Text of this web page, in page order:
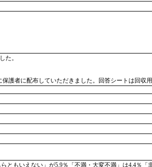
た。
護者に配布していただきました。回答シートは回収
ともいえない」が5.9％「不満・大変不満」は4.4％